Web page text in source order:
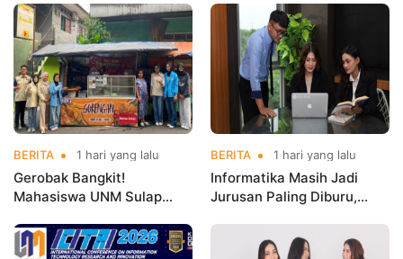
Kerja Sebelum Lulus
Indonesia Open
Championships 2026
BERITA 1 hari yang lalu
Gerobak Bangkit!
Mahasiswa UNM Sulap
Menarik dan Laris
BERITA 1 hari yang lalu
Informatika Masih Jadi
Jurusan Paling Diburu,
hingga Cyber Security